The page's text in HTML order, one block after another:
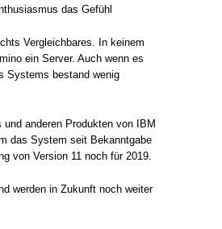
das Gefühl
Vergleichbares. In keinem
ein Server. Auch wenn es
Systems bestand wenig
anderen Produkten von IBM
das System seit Bekanntgabe
von Version 11 noch für 2019.
werden in Zukunft noch weiter